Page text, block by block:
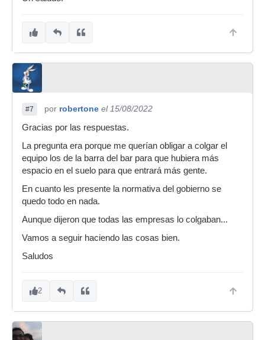
#7 por robertone el 15/08/2022
Gracias por las respuestas.
La pregunta era porque me querían obligar a colgar el
equipo los de la barra del bar para que hubiera más
espacio en el suelo para que entrará más gente.
En cuanto les presente la normativa del gobierno se
quedo todo en nada.
Aunque dijeron que todas las empresas lo colgaban...
Vamos a seguir haciendo las cosas bien.
Saludos
2